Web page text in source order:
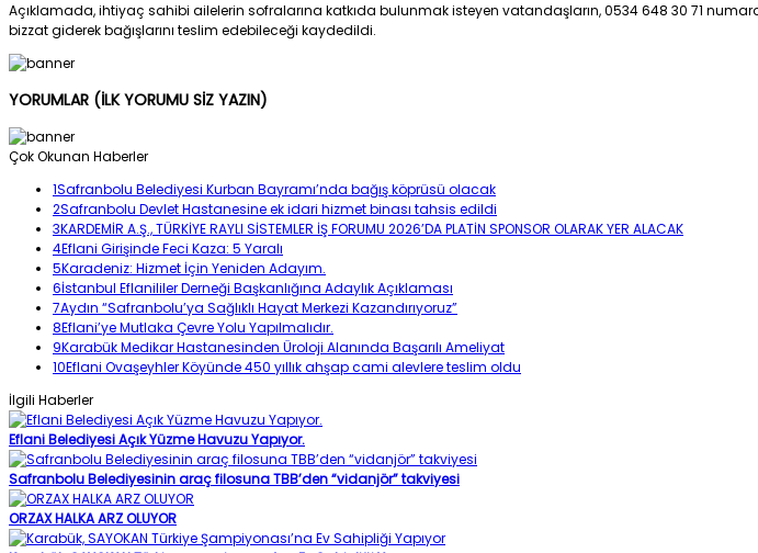
Açıklamada, ihtiyaç sahibi ailelerin sofralarına katkıda bulunmak isteyen vatandaşların, 0534 648 30 71
bizzat giderek bağışlarını teslim edebileceği kaydedildi.
YORUMLAR (İLK YORUMU SİZ YAZIN)
Çok Okunan Haberler
1Safranbolu Belediyesi Kurban Bayramı’nda bağış köprüsü olacak
2Safranbolu Devlet Hastanesine ek idari hizmet binası tahsis edildi
3KARDEMİR A.Ş., TÜRKİYE RAYLI SİSTEMLER İŞ FORUMU 2026’DA PLATİN SPONSOR OLARAK YER ALACAK
4Eflani Girişinde Feci Kaza: 5 Yaralı
5Karadeniz: Hizmet İçin Yeniden Adayım.
6İstanbul Eflanililer Derneği Başkanlığına Adaylık Açıklaması
7Aydın “Safranbolu’ya Sağlıklı Hayat Merkezi Kazandırıyoruz”
8Eflani’ye Mutlaka Çevre Yolu Yapılmalıdır.
9Karabük Medikar Hastanesinden Üroloji Alanında Başarılı Ameliyat
10Eflani Ovaşeyhler Köyünde 450 yıllık ahşap cami alevlere teslim oldu
İlgili Haberler
Eflani Belediyesi Açık Yüzme Havuzu Yapıyor.
Safranbolu Belediyesinin araç filosuna TBB’den “vidanjör” takviyesi
ORZAX HALKA ARZ OLUYOR